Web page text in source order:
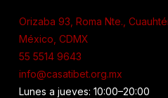
Orizaba 93, Roma Nte.,
México, CDMX
55 5514 9643
info@casatibet.org.mx
Lunes a jueves: 10:00–20:00